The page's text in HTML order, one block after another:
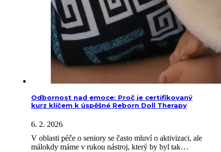
Odbornost nad emoce: Proč je certifikovaný
kurz klíčem k úspěšné Reborn Doll Therapy
6. 2. 2026
V oblasti péče o seniory se často mluví o aktivizaci, ale
málokdy máme v rukou nástroj, který by byl tak…